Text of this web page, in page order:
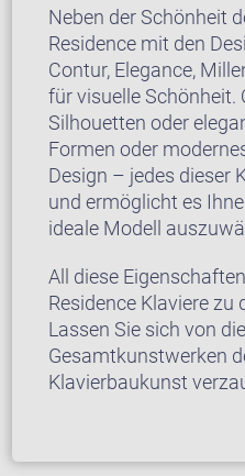
Neben der Schönheit
Residence mit den
Contur, Elegance,
für visuelle Schönheit.
Silhouetten oder
Formen oder
Design – jedes dieser
und ermöglicht es
ideale Modell
All diese
Residence Klaviere zu
Lassen Sie sich von
Gesamtkunstwerken
Klavierbaukunst